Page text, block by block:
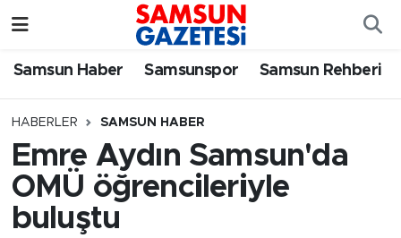
Samsun Haber Samsunspor Samsun Rehberi
HABERLER SAMSUN HABER
Emre Aydın Samsun'da
OMÜ öğrencileriyle
buluştu
Samsun Haber
Samsun Rehberi
Resmi İlanlar
Samsun Nöbetçi Eczaneler
SAMSUN Namaz Vakitleri
Samsun Trafik Yoğunluk Haritası